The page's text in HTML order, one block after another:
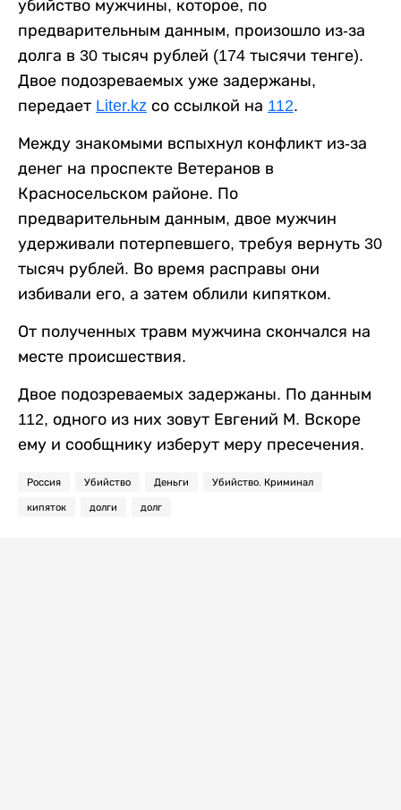
убийство мужчины, которое, по
предварительным данным, произошло из-за
долга в 30 тысяч рублей (174 тысячи тенге).
Двое подозреваемых уже задержаны,
передает Liter.kz со ссылкой на 112.
Между знакомыми вспыхнул конфликт из-за
денег на проспекте Ветеранов в
Красносельском районе. По
предварительным данным, двое мужчин
удерживали потерпевшего, требуя вернуть 30
тысяч рублей. Во время расправы они
избивали его, а затем облили кипятком.
От полученных травм мужчина скончался на
месте происшествия.
Двое подозреваемых задержаны. По данным
112, одного из них зовут Евгений М. Вскоре
ему и сообщнику изберут меру пресечения.
Россия Убийство Деньги Убийство. Криминал
кипяток долги долг